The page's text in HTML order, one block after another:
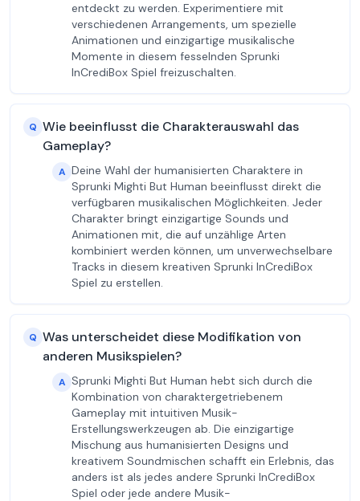
entdeckt zu werden. Experimentiere mit
verschiedenen Arrangements, um spezielle
Animationen und einzigartige musikalische
Momente in diesem fesselnden Sprunki
InCrediBox Spiel freizuschalten.
Q Wie beeinflusst die Charakterauswahl das
Gameplay?
A Deine Wahl der humanisierten Charaktere in
Sprunki Mighti But Human beeinflusst direkt die
verfügbaren musikalischen Möglichkeiten. Jeder
Charakter bringt einzigartige Sounds und
Animationen mit, die auf unzählige Arten
kombiniert werden können, um unverwechselbare
Tracks in diesem kreativen Sprunki InCrediBox
Spiel zu erstellen.
Q Was unterscheidet diese Modifikation von
anderen Musikspielen?
A Sprunki Mighti But Human hebt sich durch die
Kombination von charaktergetriebenem
Gameplay mit intuitiven Musik-
Erstellungswerkzeugen ab. Die einzigartige
Mischung aus humanisierten Designs und
kreativem Soundmischen schafft ein Erlebnis, das
anders ist als jedes andere Sprunki InCrediBox
Spiel oder jede andere Musik-